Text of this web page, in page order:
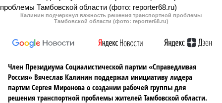
Калинин подчеркнул важность решения транспортной проблемы
Тамбовской области (фото: reporter68.ru)
Член Президиума Социалистической партии «Справедливая
Россия» Вячеслав Калинин поддержал инициативу лидера
партии Сергея Миронова о создании рабочей группы для
решения транспортной проблемы жителей Тамбовской области.